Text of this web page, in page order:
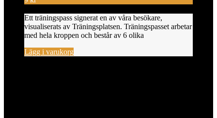
Ett träningspass signerat en av våra besökare,
visualiserats av Träningsplatsen. Träningspasset arbetar
med hela kroppen och består av 6 olika